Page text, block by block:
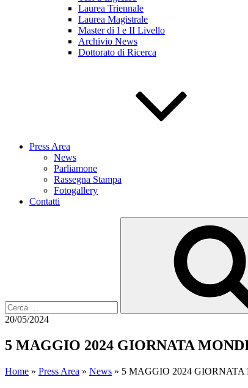
Laurea Triennale
Laurea Magistrale
Master di I e II Livello
Archivio News
Dottorato di Ricerca
Press Area
News
Parliamone
Rassegna Stampa
Fotogallery
Contatti
20/05/2024
5 MAGGIO 2024 GIORNATA
Home » Press Area » News » 5 MAGGIO 2024